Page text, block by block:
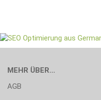
MEHR ÜBER...
AGB